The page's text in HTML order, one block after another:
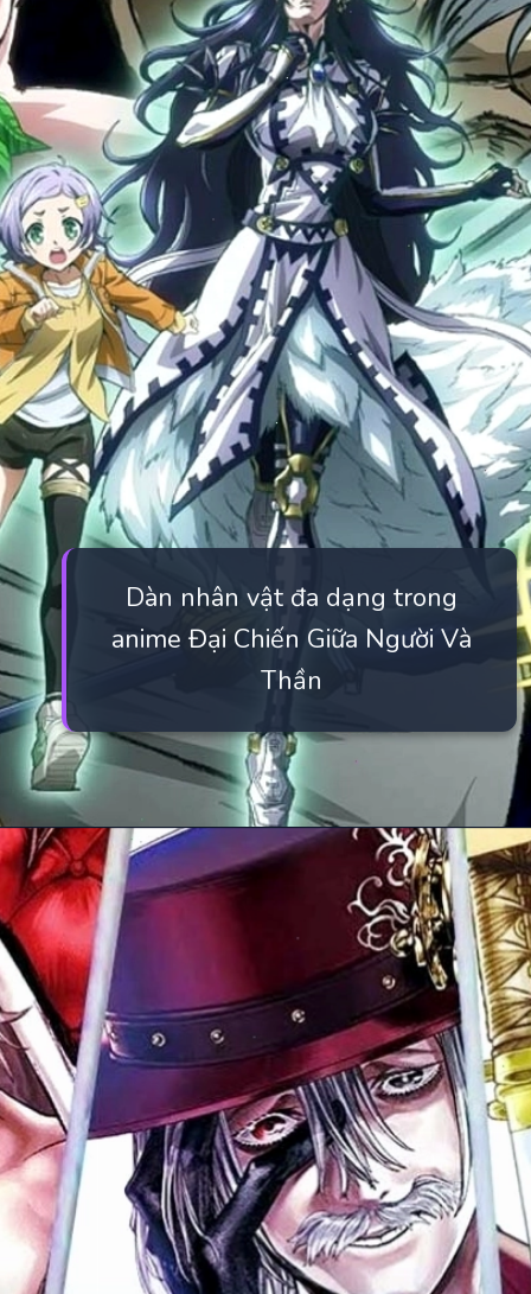
Dàn nhân vật đa dạng trong
anime Đại Chiến Giữa Người Và
Thần
Đang mở https://manhua.edu.vn/cuoc-chien-giua-nguoi-va-than-ss3-thuyet-minh